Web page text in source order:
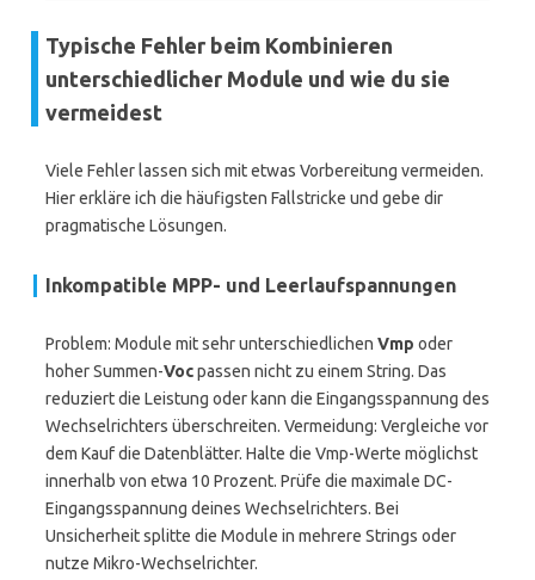
Typische Fehler beim Kombinieren
unterschiedlicher Module und wie du sie
vermeidest
Viele Fehler lassen sich mit etwas Vorbereitung vermeiden.
Hier erkläre ich die häufigsten Fallstricke und gebe dir
pragmatische Lösungen.
Inkompatible MPP- und Leerlaufspannungen
Problem: Module mit sehr unterschiedlichen Vmp oder
hoher Summen-Vocpassen nicht zu einem String. Das
reduziert die Leistung oder kann die Eingangsspannung des
Wechselrichters überschreiten. Vermeidung: Vergleiche vor
dem Kauf die Datenblätter. Halte die Vmp-Werte möglichst
innerhalb von etwa 10 Prozent. Prüfe die maximale DC-
Eingangsspannung deines Wechselrichters. Bei
Unsicherheit splitte die Module in mehrere Strings oder
nutze Mikro-Wechselrichter.